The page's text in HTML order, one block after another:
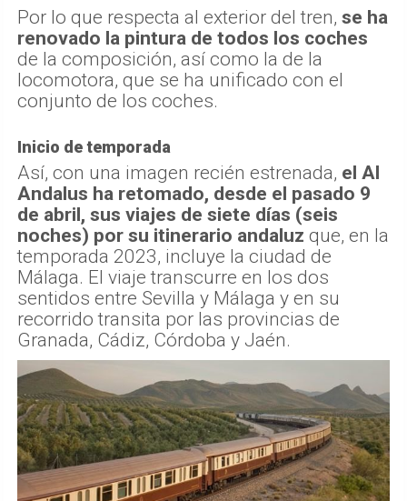
Por lo que respecta al exterior del tren, se ha
renovado la pintura de todos los coches
de la composición, así como la de la
locomotora, que se ha unificado con el
conjunto de los coches.
Inicio de temporada
Así, con una imagen recién estrenada, el Al
Andalus ha retomado, desde el pasado 9
de abril, sus viajes de siete días (seis
noches) por su itinerario andaluz que, en la
temporada 2023, incluye la ciudad de
Málaga. El viaje transcurre en los dos
sentidos entre Sevilla y Málaga y en su
recorrido transita por las provincias de
Granada, Cádiz, Córdoba y Jaén.